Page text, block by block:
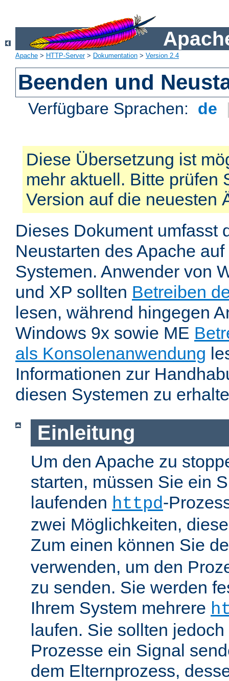
Apache > HTTP-Server> Dokumentation > Version 2.4
Beenden und
Verfügbare Sprachen: de
Diese Übersetzung ist
mehr aktuell. Bitte prüfen
Version auf die neuesten
Dieses Dokument umfasst
Neustarten des Apache
Systemen. Anwender von
und XP sollten Betreiben
lesen, während hingegen
Windows 9x sowie ME
als Konsolenanwendung
Informationen zur
diesen Systemen zu
Einleitung
Um den Apache zu
starten, müssen Sie ein
laufenden httpd-
zwei Möglichkeiten,
Zum einen können Sie
verwenden, um den
zu senden. Sie werden
Ihrem System mehrere
laufen. Sie sollten
Prozesse ein Signal
dem Elternprozess,